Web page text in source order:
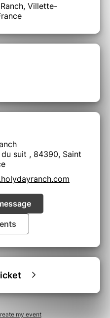
Villette-
suit , 84390, Saint
my event